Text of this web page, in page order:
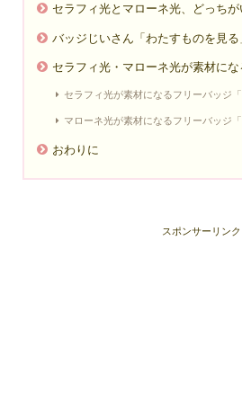
セラフィ光とマローネ光、どっちが
バッジじいさん「わたすものを見る
セラフィ光・マローネ光が素材にな
セラフィ光が素材になるフリーバッジ
マローネ光が素材になるフリーバッジ「
おわりに
スポンサーリンク